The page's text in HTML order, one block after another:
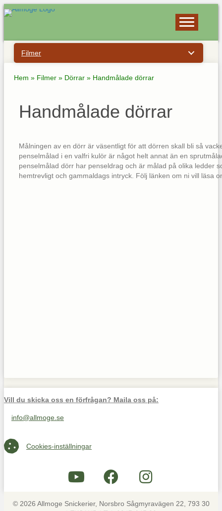
Filmer
Hem » Filmer » Dörrar » Handmålade dörrar
Handmålade dörrar
Målningen av en dörr är väsentligt för att dörren skall bli så
penselmålad i en valfri kulör är något helt annat än en
penselmålad dörr har penseldrag och är målad på olika ledder
hemtrevligt och gammaldags intryck. Följ länken om ni vill läsa
Vill du skicka oss en förfrågan? Maila oss på:
Maila oss på info@allmoge.se
info@allmoge.se
Cookies-inställningar
Cookies-inställningar
© 2026 Allmoge Snickerier, Norsbro Sågmyravägen 22, 793 30